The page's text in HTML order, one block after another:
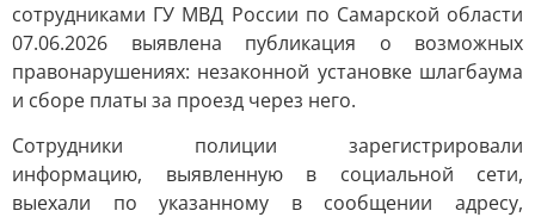
сотрудниками ГУ МВД России по Самарской области
07.06.2026 выявлена публикация о возможных
правонарушениях: незаконной установке шлагбаума
и сборе платы за проезд через него.
Сотрудники полиции зарегистрировали
информацию, выявленную в социальной сети,
выехали по указанному в сообщении адресу,